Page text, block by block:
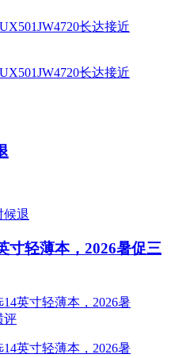
寸轻薄本，2026暑促三